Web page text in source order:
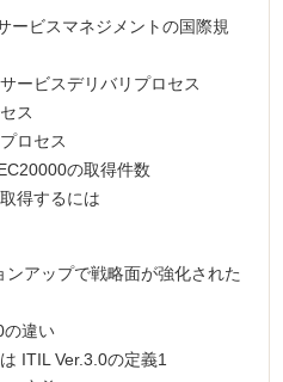
ービスマネジメントの国際規
ービスデリバリプロセス
ス
ロセス
の取得件数
得するには
アップで戦略面が強化された
の違い
ITIL Ver.3.0の定義1